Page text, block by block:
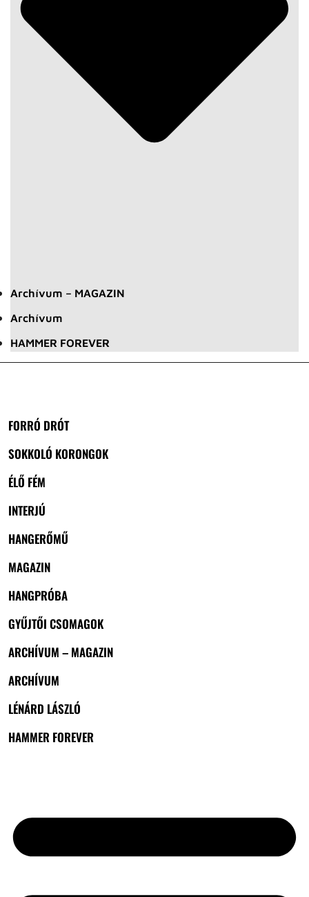
Archívum – MAGAZIN
Archívum
HAMMER FOREVER
FORRÓ DRÓT
SOKKOLÓ KORONGOK
ÉLŐ FÉM
INTERJÚ
HANGERŐMŰ
MAGAZIN
HANGPRÓBA
GYŰJTŐI CSOMAGOK
ARCHÍVUM – MAGAZIN
ARCHÍVUM
LÉNÁRD LÁSZLÓ
HAMMER FOREVER